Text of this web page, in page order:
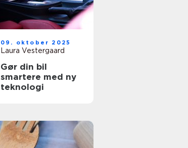
09. oktober 2025
Laura Vestergaard
Gør din bil
smartere med ny
teknologi